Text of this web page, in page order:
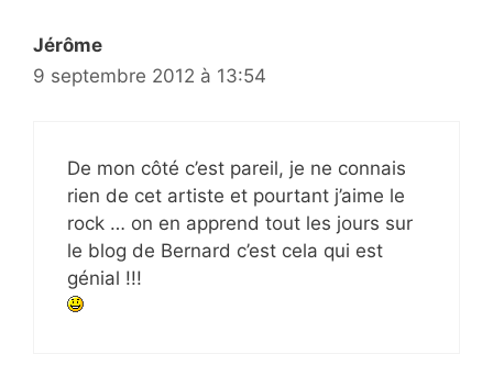
Jérôme
9 septembre 2012 à 13:54
De mon côté c’est pareil, je ne connais
rien de cet artiste et pourtant j’aime le
rock … on en apprend tout les jours sur
le blog de Bernard c’est cela qui est
génial !!!